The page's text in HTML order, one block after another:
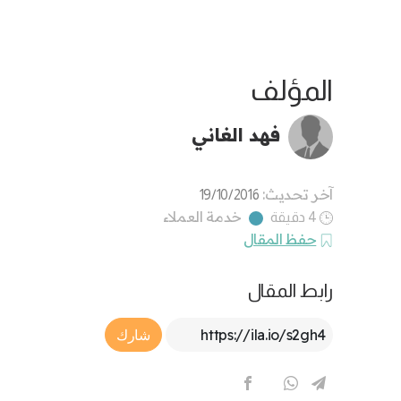
المؤلف
فهد الغاني
آخر تحديث: 19/10/2016
4 دقيقة
خدمة العملاء
حفظ المقال
رابط المقال
Article Link
شارك